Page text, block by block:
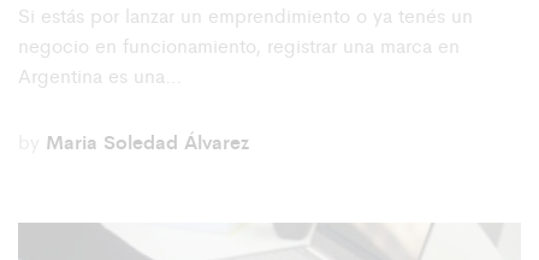
Si estás por lanzar un emprendimiento o ya tenés un
negocio en funcionamiento, registrar una marca en
Argentina es una…
Maria Soledad Álvarez